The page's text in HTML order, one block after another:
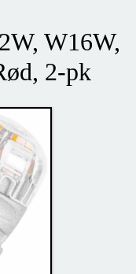
W16W,
2-pk